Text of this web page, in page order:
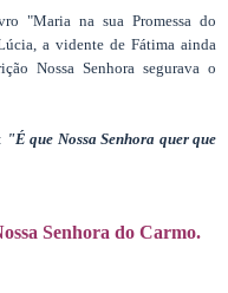
"Maria na sua Promessa do
a vidente de Fátima ainda
Nossa Senhora segurava o
"É que Nossa Senhora quer que
Senhora do Carmo.